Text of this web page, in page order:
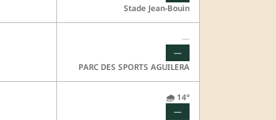
Stade Jean-Bouin
—
—
PARC DES SPORTS AGUILERA
🌧️ 14°
—